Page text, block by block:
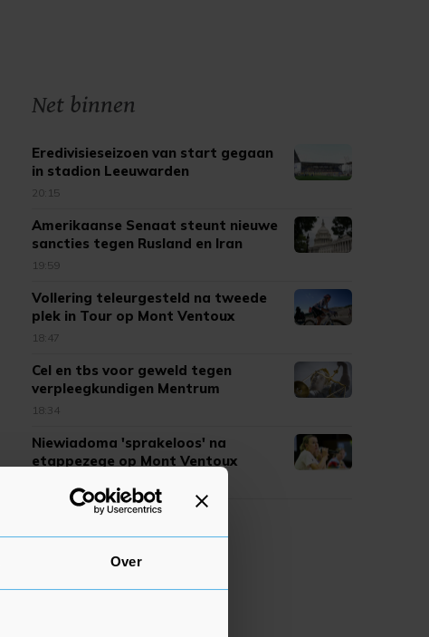
Over
Net binnen
Eredivisieseizoen van start gegaan
in stadion Leeuwarden
20:15
Amerikaanse Senaat steunt nieuwe
sancties tegen Rusland en Iran
19:59
Vollering teleurgesteld na tweede
plek in Tour op Mont Ventoux
18:47
Cel en tbs voor geweld tegen
verpleegkundigen Mentrum
18:34
Niewiadoma 'sprakeloos' na
etappezege op Mont Ventoux